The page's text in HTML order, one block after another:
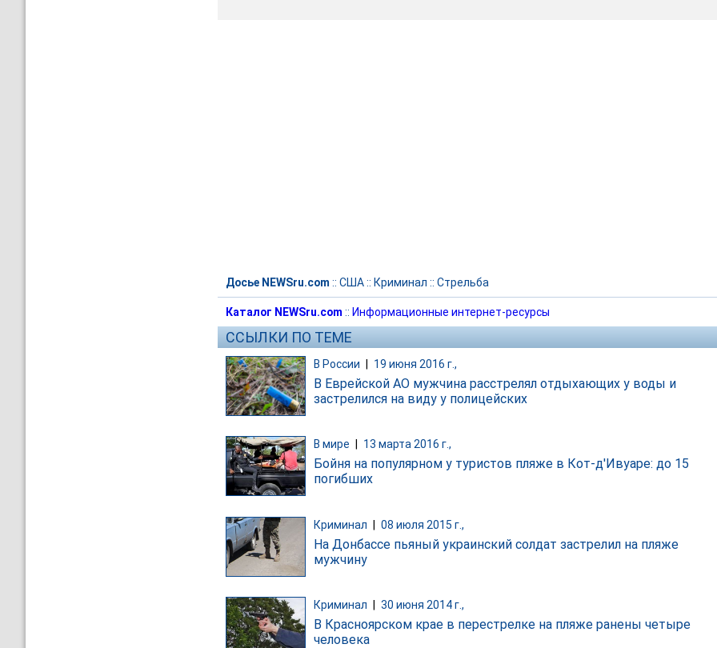
Досье NEWSru.com :: США:: Криминал :: Стрельба
Каталог NEWSru.com :: Информационные интернет-ресурсы
ССЫЛКИ ПО ТЕМЕ
В России 19 июня 2016 г.,
В Еврейской АО мужчина расстрелял отдыхающих у воды и
застрелился на виду у полицейских
В мире 13 марта 2016 г.,
Бойня на популярном у туристов пляже в Кот-д'Ивуаре: до 15
погибших
Криминал | 08 июля 2015 г.,
На Донбассе пьяный украинский солдат застрелил на пляже
мужчину
Криминал 30 июня 2014 г.,
В Красноярском крае в перестрелке на пляже ранены четыре
человека